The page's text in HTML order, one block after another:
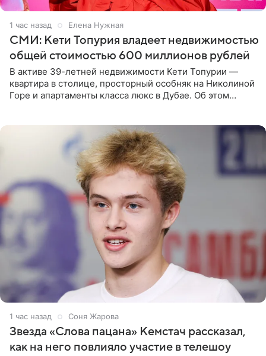
1 час назад Елена Нужная
СМИ: Кети Топурия владеет недвижимостью
общей стоимостью 600 миллионов рублей
В активе 39-летней недвижимости Кети Топурии —
квартира в столице, просторный особняк на Николиной
Горе и апартаменты класса люкс в Дубае. Об этом
1 час назад Соня Жарова
Звезда «Слова пацана» Кемстач рассказал,
как на него повлияло участие в телешоу